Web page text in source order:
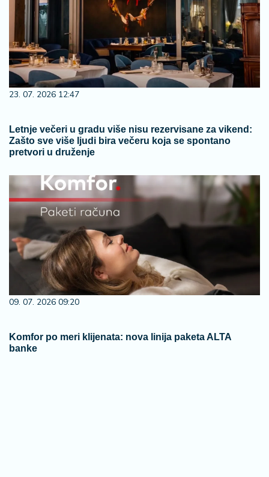
23. 07. 2026 12:47
Letnje večeri u gradu više nisu rezervisane za vikend:
Zašto sve više ljudi bira večeru koja se spontano
pretvori u druženje
09. 07. 2026 09:20
Komfor po meri klijenata: nova linija paketa ALTA
banke